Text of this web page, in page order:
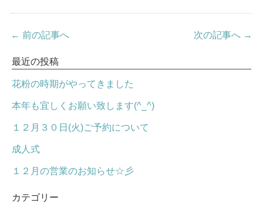
← 前の記事へ 次の記事へ →
最近の投稿
花粉の時期がやってきました
本年も宜しくお願い致します(^_^)
１２月３０日(火)ご予約について
成人式
１２月の営業のお知らせ☆彡
カテゴリー